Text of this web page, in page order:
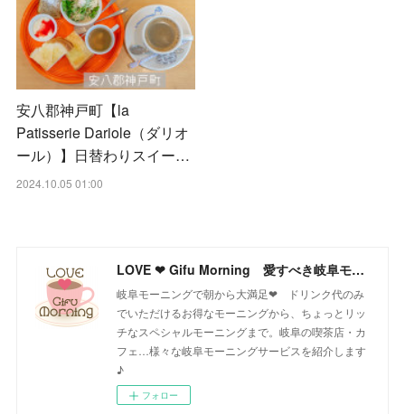
安八郡神戸町【la
Patisserie Dariole（ダリオ
ール）】日替わりスイー…
2024.10.05 01:00
LOVE ❤ Gifu Morning 愛すべき岐阜モーニング♪
岐阜モーニングで朝から大満足❤ ドリンク代のみ
でいただけるお得なモーニングから、ちょっとリッ
チなスペシャルモーニングまで。岐阜の喫茶店・カ
フェ…様々な岐阜モーニングサービスを紹介します
♪
フォロー